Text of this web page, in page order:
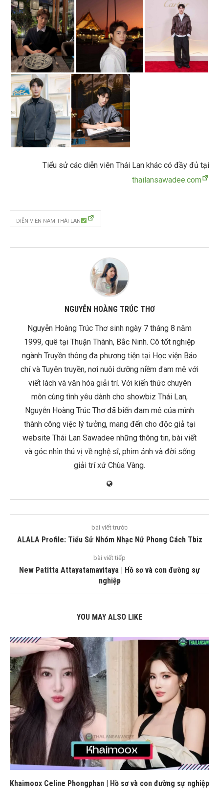
Tiểu sử các diễn viên Thái Lan khác có đầy đủ tại
thailansawadee.com
DIỄN VIÊN NAM THÁI LAN
NGUYỄN HOÀNG TRÚC THƠ
Nguyễn Hoàng Trúc Thơ sinh ngày 7 tháng 8 năm
1999, quê tại Thuận Thành, Bắc Ninh. Cô tốt nghiệp
ngành Truyền thông đa phương tiện tại Học viện Báo
chí và Tuyên truyền, nơi nuôi dưỡng niềm đam mê với
viết lách và văn hóa giải trí. Với kiến thức chuyên
môn cùng tình yêu dành cho showbiz Thái Lan,
Nguyễn Hoàng Trúc Thơ đã biến đam mê của mình
thành công việc lý tưởng, mang đến cho độc giả tại
website Thái Lan Sawadee những thông tin, bài viết
và góc nhìn thú vị về nghệ sĩ, phim ảnh và đời sống
giải trí xứ Chùa Vàng.
bài viết trước
ALALA Profile: Tiểu Sử Nhóm Nhạc Nữ Phong Cách Tbiz
bài viết tiếp
New Patitta Attayatamavitaya | Hồ sơ và con đường sự
nghiệp
YOU MAY ALSO LIKE
Khaimoox Celine Phongphan | Hồ sơ và con đường sự nghiệp